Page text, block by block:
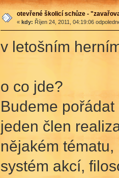
otevřené školicí schůze -
« kdy: Říjen 24, 2011, 04:19:06
v letošním
o co jde?
Budeme
jeden člen
nějakém
systém akcí,